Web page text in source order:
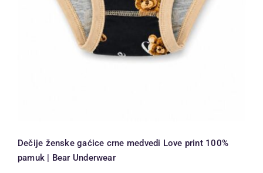
Dečije ženske gaćice crne medvedi Love print 100%
pamuk | Bear Underwear